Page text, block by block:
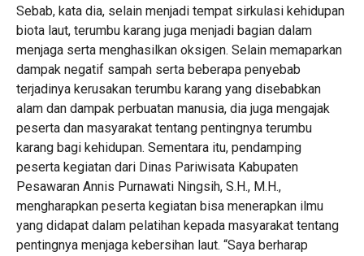
Sebab, kata dia, selain menjadi tempat sirkulasi kehidupan
biota laut, terumbu karang juga menjadi bagian dalam
menjaga serta menghasilkan oksigen. Selain memaparkan
dampak negatif sampah serta beberapa penyebab
terjadinya kerusakan terumbu karang yang disebabkan
alam dan dampak perbuatan manusia, dia juga mengajak
peserta dan masyarakat tentang pentingnya terumbu
karang bagi kehidupan. Sementara itu, pendamping
peserta kegiatan dari Dinas Pariwisata Kabupaten
Pesawaran Annis Purnawati Ningsih, S.H., M.H.,
mengharapkan peserta kegiatan bisa menerapkan ilmu
yang didapat dalam pelatihan kepada masyarakat tentang
pentingnya menjaga kebersihan laut. “Saya berharap